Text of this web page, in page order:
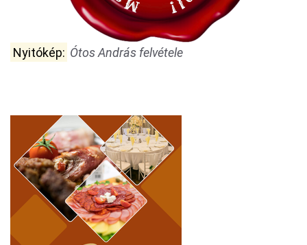
Nyitókép: Ótos András felvétele